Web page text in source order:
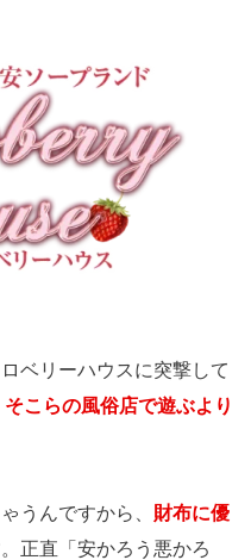
ベリーハウスに突撃して
こらの風俗店で遊ぶより
うんですから、 財布に優
正直「安かろう悪かろ